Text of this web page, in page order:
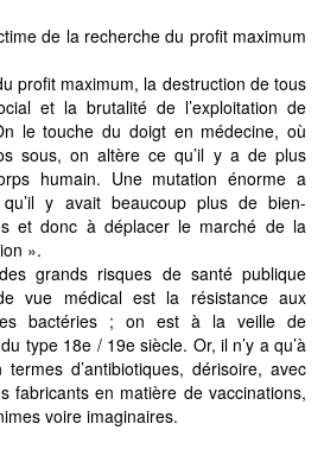
de la recherche du profit maximum
profit maximum, la destruction de tous
et la brutalité de l’exploitation de
le touche du doigt en médecine, où
sous, on altère ce qu’il y a de plus
humain. Une mutation énorme a
qu’il y avait beaucoup plus de bien-
et donc à déplacer le marché de la
».
grands risques de santé publique
vue médical est la résistance aux
bactéries ; on est à la veille de
type 18e / 19e siècle. Or, il n’y a qu’à
termes d’antibiotiques, dérisoire, avec
fabricants en matière de vaccinations,
voire imaginaires.